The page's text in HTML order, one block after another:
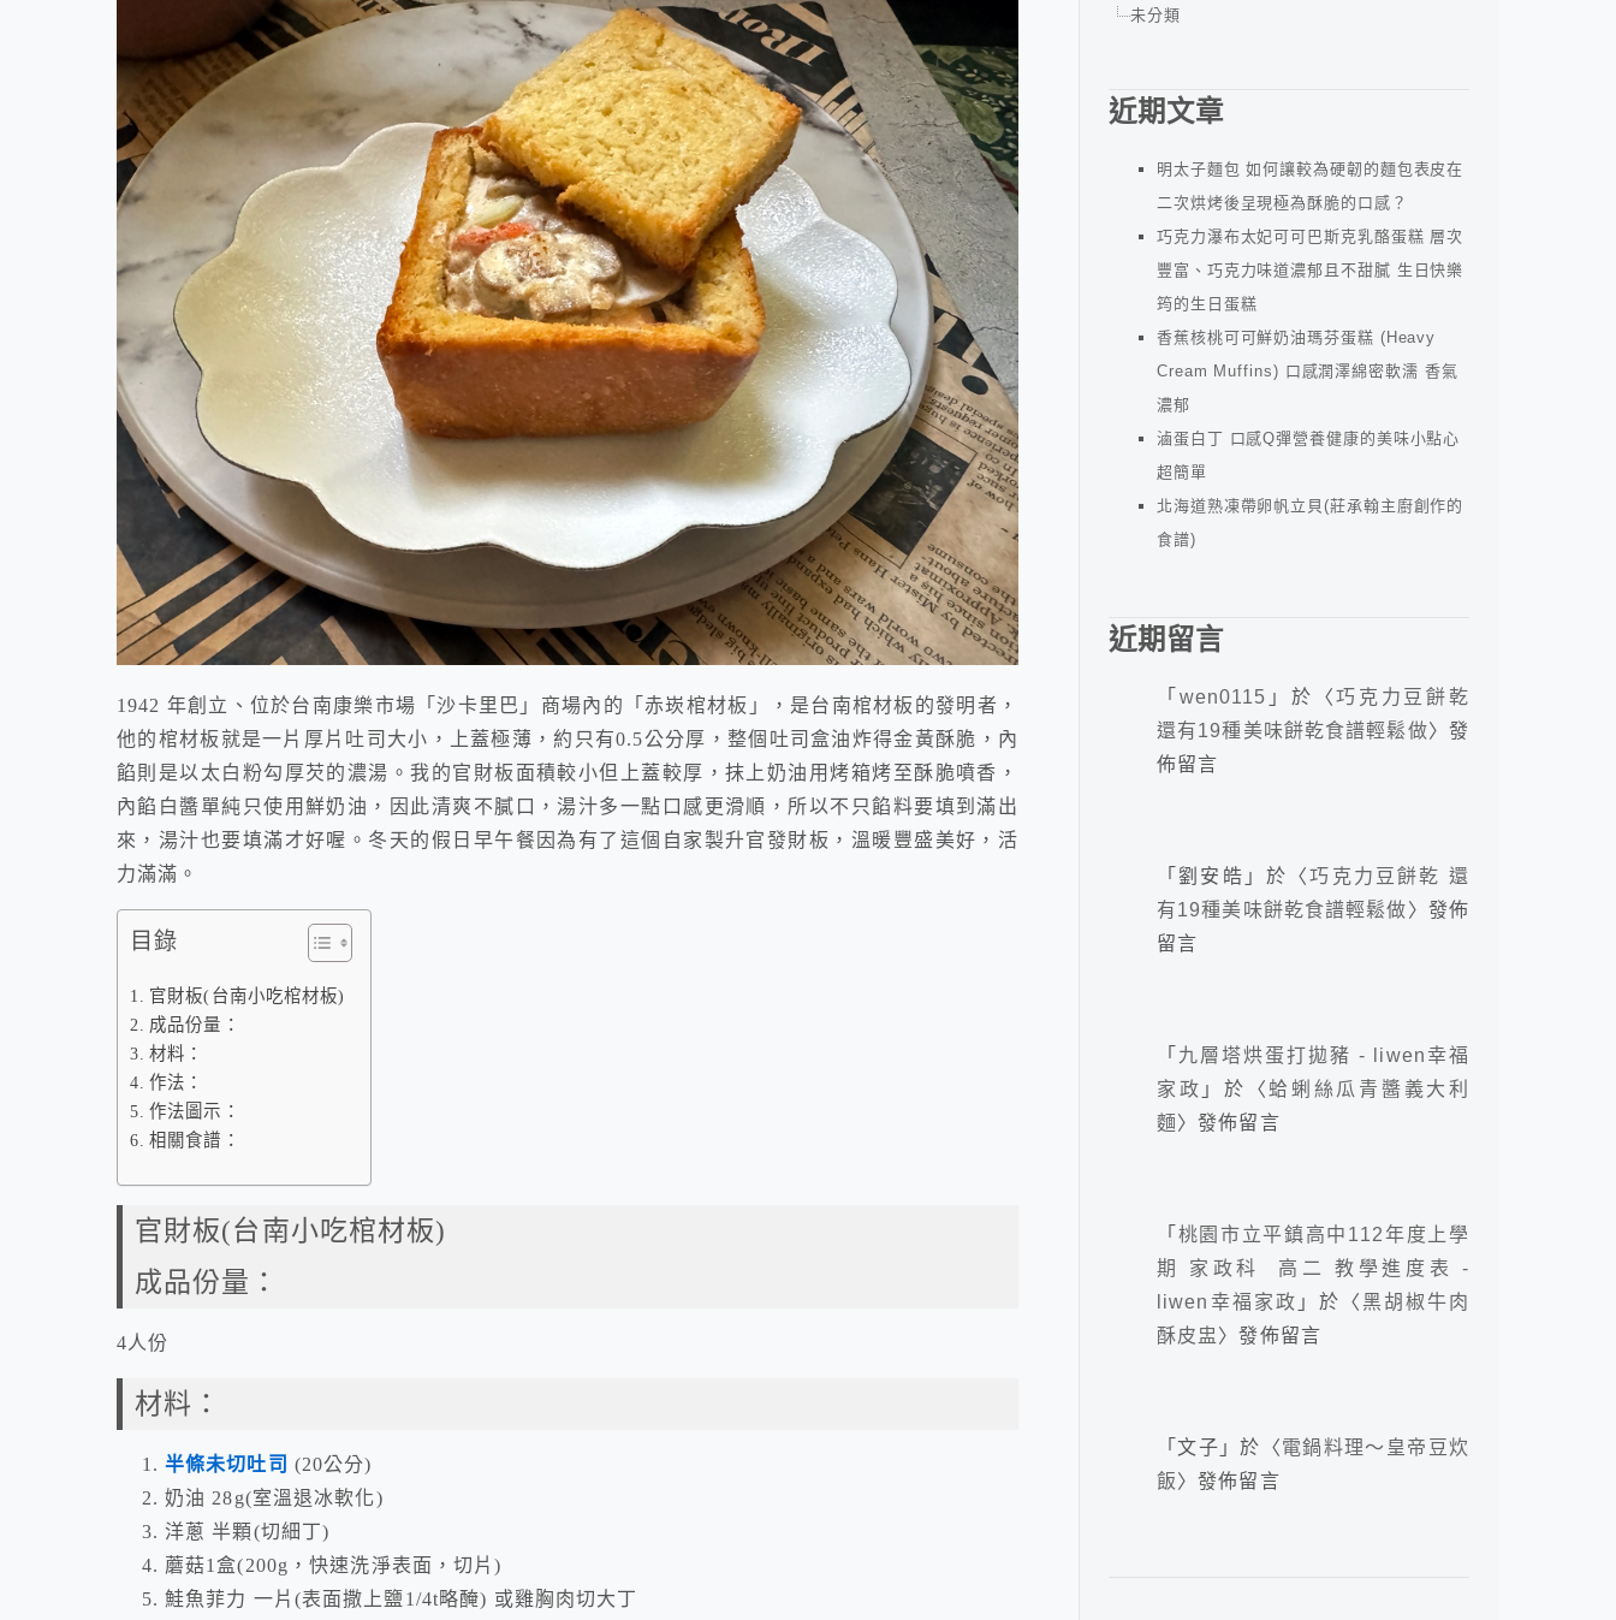
1942 年創立、位於台南康樂市場「沙卡里巴」商場內的「赤崁棺材板」，是台南棺材板的發明者，
他的棺材板就是一片厚片吐司大小，上蓋極薄，約只有0.5公分厚，整個吐司盒油炸得金黃酥脆，內
餡則是以太白粉勾厚芡的濃湯。我的官財板面積較小但上蓋較厚，抹上奶油用烤箱烤至酥脆噴香，
內餡白醬單純只使用鮮奶油，因此清爽不膩口，湯汁多一點口感更滑順，所以不只餡料要填到滿出
來，湯汁也要填滿才好喔。冬天的假日早午餐因為有了這個自家製升官發財板，溫暖豐盛美好，活
力滿滿。
目錄
官財板(台南小吃棺材板)
成品份量：
材料：
作法：
作法圖示：
相關食譜：
官財板(台南小吃棺材板)
成品份量：
4人份
材料：
半條未切吐司 (20公分)
奶油 28g(室溫退冰軟化)
洋蔥 半顆(切細丁)
蘑菇1盒(200g，快速洗淨表面，切片)
鮭魚菲力 一片(表面撒上鹽1/4t略醃) 或雞胸肉切大丁
未分類
近期文章
明太子麵包 如何讓較為硬韌的麵包表皮在
二次烘烤後呈現極為酥脆的口感？
巧克力瀑布太妃可可巴斯克乳酪蛋糕 層次
豐富、巧克力味道濃郁且不甜膩 生日快樂
筠的生日蛋糕
香蕉核桃可可鮮奶油瑪芬蛋糕 (Heavy
Cream Muffins) 口感潤澤綿密軟濡 香氣
濃郁
滷蛋白丁 口感Q彈營養健康的美味小點心
超簡單
北海道熟凍帶卵帆立貝(莊承翰主廚創作的
食譜)
近期留言
「 wen0115 」於〈巧克力豆餅乾
還有19種美味餅乾食譜輕鬆做〉發
佈留言
「劉安皓 」於〈巧克力豆餅乾 還
有19種美味餅乾食譜輕鬆做〉發佈
留言
「 九層塔烘蛋打拋豬 - liwen幸福
家政 」於〈 蛤蜊絲瓜青醬義大利
麵〉發佈留言
「 桃園市立平鎮高中112年度上學
期 家政科 高二 教學進度表 -
liwen幸福家政 」於〈 黑胡椒牛肉
酥皮盅 〉發佈留言
「文子 」於〈電鍋料理～皇帝豆炊
飯〉發佈留言